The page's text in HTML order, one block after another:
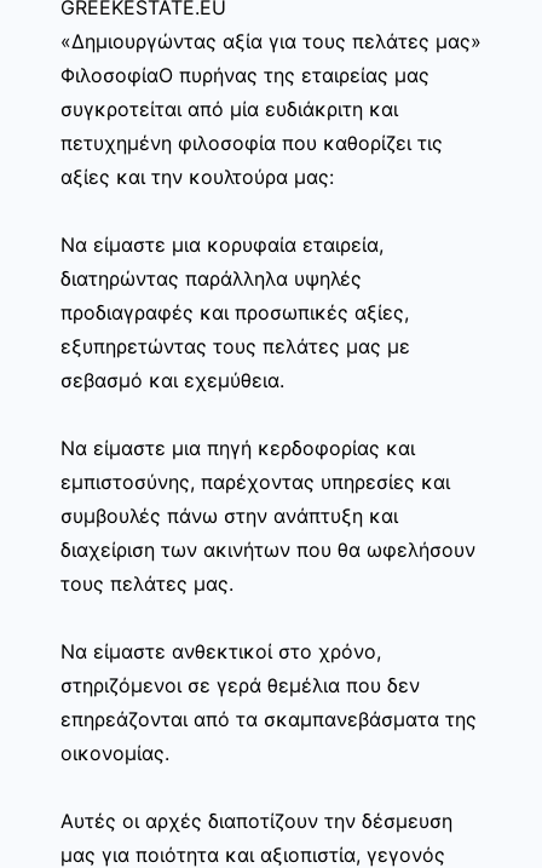
GREEKESTATE.EU
«Δημιουργώντας αξία για τους πελάτες μας»
ΦιλοσοφίαΟ πυρήνας της εταιρείας μας
συγκροτείται από μία ευδιάκριτη και
πετυχημένη φιλοσοφία που καθορίζει τις
αξίες και την κουλτούρα μας:
Να είμαστε μια κορυφαία εταιρεία,
διατηρώντας παράλληλα υψηλές
προδιαγραφές και προσωπικές αξίες,
εξυπηρετώντας τους πελάτες μας με
σεβασμό και εχεμύθεια.
Να είμαστε μια πηγή κερδοφορίας και
εμπιστοσύνης, παρέχοντας υπηρεσίες και
συμβουλές πάνω στην ανάπτυξη και
διαχείριση των ακινήτων που θα ωφελήσουν
τους πελάτες μας.
Να είμαστε ανθεκτικοί στο χρόνο,
στηριζόμενοι σε γερά θεμέλια που δεν
επηρεάζονται από τα σκαμπανεβάσματα της
οικονομίας.
Αυτές οι αρχές διαποτίζουν την δέσμευση
μας για ποιότητα και αξιοπιστία, γεγονός